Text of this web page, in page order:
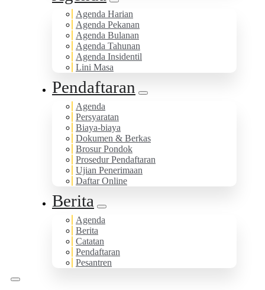
Agenda Harian
Agenda Pekanan
Agenda Bulanan
Agenda Tahunan
Agenda Insidentil
Lini Masa
Pendaftaran
Agenda
Persyaratan
Biaya-biaya
Dokumen & Berkas
Brosur Pondok
Prosedur Pendaftaran
Ujian Penerimaan
Daftar Online
Berita
Agenda
Berita
Catatan
Pendaftaran
Pesantren